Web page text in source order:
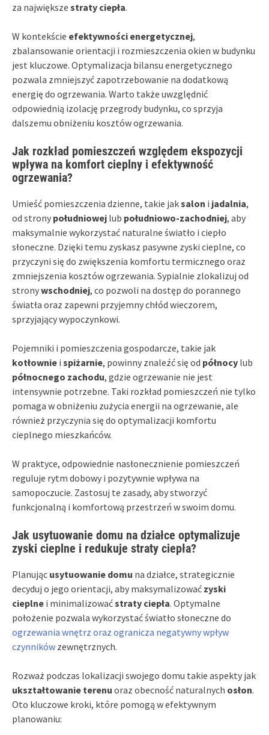
za największe straty ciepła.
W kontekście efektywności energetycznej,
zbalansowanie orientacji i rozmieszczenia okien w budynku
jest kluczowe. Optymalizacja bilansu energetycznego
pozwala zmniejszyć zapotrzebowanie na dodatkową
energię do ogrzewania. Warto także uwzględnić
odpowiednią izolację przegrody budynku, co sprzyja
dalszemu obniżeniu kosztów ogrzewania.
Jak rozkład pomieszczeń względem ekspozycji
wpływa na komfort cieplny i efektywność
ogrzewania?
Umieść pomieszczenia dzienne, takie jaksalon i jadalnia,
od strony południowej lub południowo-zachodniej, aby
maksymalnie wykorzystać naturalne światło i ciepło
słoneczne. Dzięki temu zyskasz pasywne zyski cieplne, co
przyczyni się do zwiększenia komfortu termicznego oraz
zmniejszenia kosztów ogrzewania. Sypialnie zlokalizuj od
stronywschodniej, co pozwoli na dostęp do porannego
światła oraz zapewni przyjemny chłód wieczorem,
sprzyjający wypoczynkowi.
Pojemniki i pomieszczenia gospodarcze, takie jak
kotłownie i spiżarnie, powinny znaleźć się od północy lub
północnego zachodu, gdzie ogrzewanie nie jest
intensywnie potrzebne. Taki rozkład pomieszczeń nie tylko
pomaga w obniżeniu zużycia energii na ogrzewanie, ale
również przyczynia się do optymalizacji komfortu
cieplnego mieszkańców.
W praktyce, odpowiednie nasłonecznienie pomieszczeń
reguluje rytm dobowy i pozytywnie wpływa na
samopoczucie. Zastosuj te zasady, aby stworzyć
funkcjonalną i komfortową przestrzeń w swoim domu.
Jak usytuowanie domu na działce optymalizuje
zyski cieplne i redukuje straty ciepła?
Planując usytuowanie domu na działce, strategicznie
decyduj o jego orientacji, aby maksymalizować zyski
cieplne i minimalizowaćstraty ciepła. Optymalne
położenie pozwala wykorzystać światło słoneczne do
ogrzewania wnętrz oraz ogranicza negatywny wpływ
czynników zewnętrznych.
Rozważ podczas lokalizacji swojego domu takie aspekty jak
ukształtowanie terenu oraz obecność naturalnych osłon.
Oto kluczowe kroki, które pomogą w efektywnym
planowaniu: